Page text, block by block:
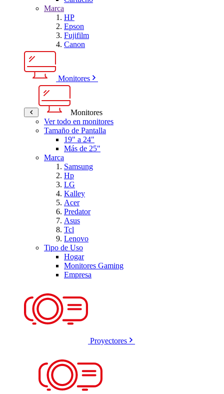
Marca
HP
Epson
Fujifilm
Canon
Monitores
Monitores
Ver todo en monitores
Tamaño de Pantalla
19" a 24"
Más de 25"
Marca
Samsung
Hp
LG
Kalley
Acer
Predator
Asus
Tcl
Lenovo
Tipo de Uso
Hogar
Monitores Gaming
Empresa
Proyectores